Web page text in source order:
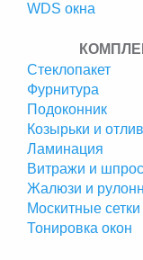
WDS окна
Стеклопакет
Фурнитура
Подоконник
Козырьки и
Ламинация
Витражи и
Жалюзи и
Москитные
Тонировка окон